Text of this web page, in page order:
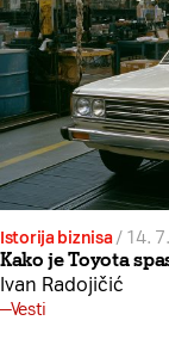
Istorija biznisa / 14.
Kako je Toyota
Ivan Radojičić
Vesti